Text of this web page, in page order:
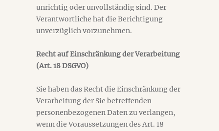
unrichtig oder unvollständig sind. Der
Verantwortliche hat die Berichtigung
unverzüglich vorzunehmen.
Recht auf Einschränkung der Verarbeitung
(Art. 18 DSGVO)
Sie haben das Recht die Einschränkung der
Verarbeitung der Sie betreffenden
personenbezogenen Daten zu verlangen,
wenn die Voraussetzungen des Art. 18